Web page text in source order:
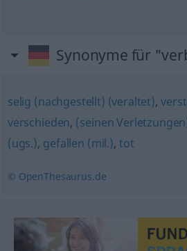
Synonyme für
selig (nachgestellt) (veraltet),
verschieden, (seinen
(ugs.), gefallen (mil.),tot
© OpenThesaurus.de